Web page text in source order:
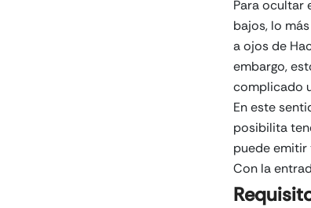
Para ocultar
bajos, lo
a ojos de
embargo,
complicado
En este
posibilita
puede emitir
Con la